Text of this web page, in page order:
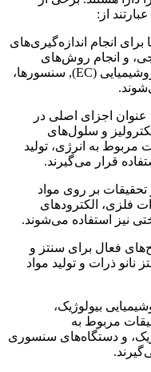
از:
برای انجام اندازه‌گیری‌های
و انجام روش‌های
الکتروآنالیزی مانند کروماتوگرافی الکتروشیمیایی (EC), سنسورها،
عنوان اجزای اصلی در
و سلول‌های
مربوط به انرژی، تولید
قرار می‌گیرند.
تحقیقات بر روی مواد
فلزی، الکترودهای
نیز استفاده می‌شوند.
فعال برای سنتز و
نانو ذرات و تولید مواد
بیولوژیک،
مربوط به
و دستگاه‌های سنسوری